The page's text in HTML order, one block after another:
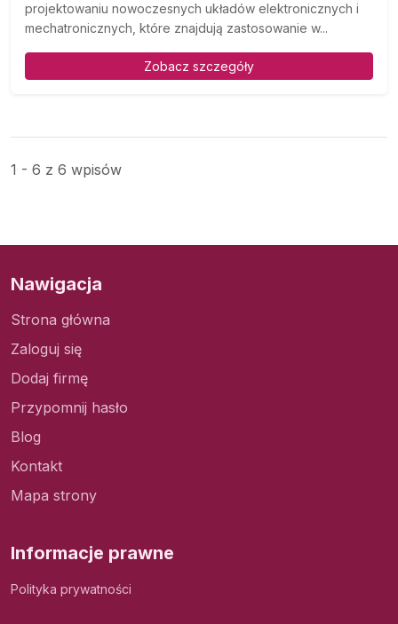
projektowaniu nowoczesnych układów elektronicznych i
mechatronicznych, które znajdują zastosowanie w...
Zobacz szczegóły
1 - 6 z 6 wpisów
Nawigacja
Strona główna
Zaloguj się
Dodaj firmę
Przypomnij hasło
Blog
Kontakt
Mapa strony
Informacje prawne
Polityka prywatności